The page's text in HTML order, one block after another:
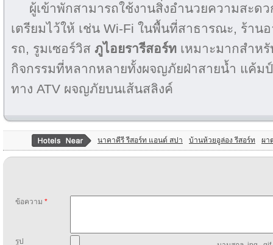
ผู้เข้าพักสามารถใช้งานสิ่งอำนวยความสะด
เตรียมไว้ให้ เช่น Wi-Fi ในพื้นที่สาธารณะ, ร้า
รถ, รูมเซอร์วิส ภูไอยรารีสอร์ท เหมาะมากสำห
กิจกรรมที่หลากหลายทั้งผจญภัยฝ่าสายน้ำ แค้ม
ทาง ATV ผจญภัยบนเส้นสลิงค์
นาคาคีรี รีสอร์ท แอนด์ สปา บ้านห้วยอูล่อง รีสอร์ท ผา
ข้อความ *
รูป